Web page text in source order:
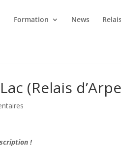
Formation News
(Relais
!